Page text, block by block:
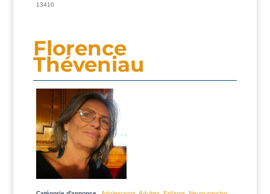
13410
Florence
Théveniau